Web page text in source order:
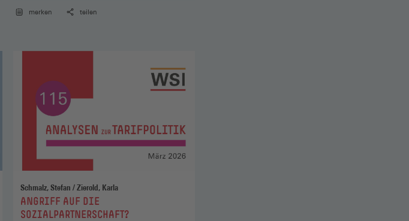
merken teilen
Schmalz, Stefan / Zierold, Karla
:ANGRIFF AUF DIE
SOZIALPARTNERSCHAFT?